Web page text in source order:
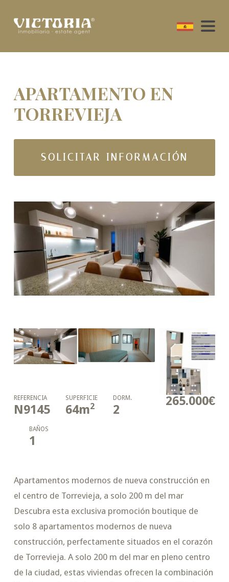
APARTAMENTO EN
TORREVIEJA
SOLICITAR INFORMACIÓN
265.000€
REFERENCIA
N9145
SUPERFICIE
64m2
DORM.
2
BAÑOS
1
Apartamentos modernos de nueva construcción en
el centro de Torrevieja, a solo 200 m del mar
Descubra esta exclusiva promoción boutique de
solo 8 apartamentos modernos de nueva
construcción, perfectamente situados en el corazón
de Torrevieja. A solo 200 m del mar en pleno centro
de la ciudad, estas viviendas ofrecen la combinación